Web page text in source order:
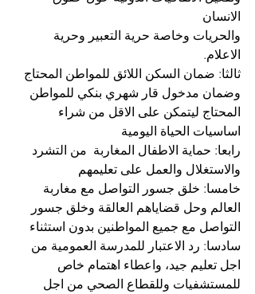
الانسان
والحريات وخاصة حرية التعبير وحرية
الاعلام.
ثالثا: ضمان السكن اللائق للمواطن المحتاج
وضمان مدخول قار شهري بنكي للمواطن
المحتاج ليتمكن على الاقل من شراء
اساسيات الحياة اليومية
رابعا: حماية الاطفال المغاربة  من التشرد
والاستغلال والعمل على تعليمهم
خامسا: خلق جسور التواصل مع مغاربة
العالم وحل قضاياهم العالقة وخلق جسور
التواصل مع جميع المواطنين بدون استثناء
سادسا: رد الاعتبار للمدرسة العمومية من
اجل تعليم جيد، واعطاء اهتمام خاص
للمستشفيات وللقطاع الصحي من اجل